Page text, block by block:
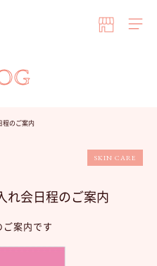
程のご案内
SKIN CARE
れ会日程のご案内
ご案内です